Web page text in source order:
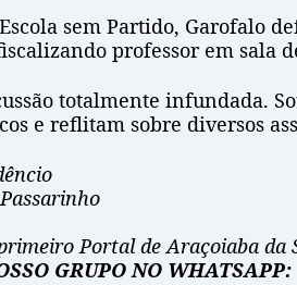
sem Partido, Garofalo
professor em sala
totalmente infundada.
e reflitam sobre diversos
Portal de Araçoiaba da
GRUPO NO WHATSAPP: